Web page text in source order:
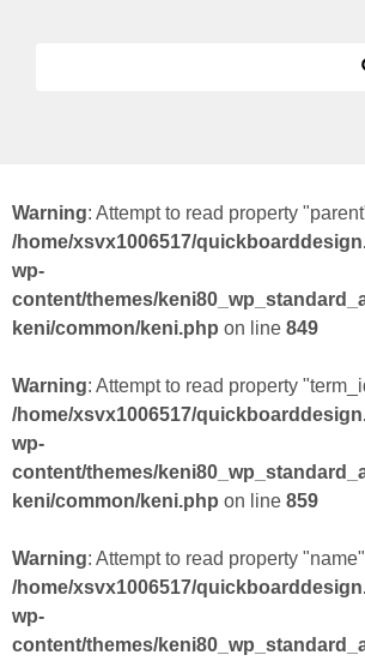
Warning: Attempt to read property
/home/xsvx1006517/
wp-
content/themes/
keni/common/keni.php on line 849
Warning: Attempt to read property
/home/xsvx1006517/
wp-
content/themes/
keni/common/keni.php on line 859
Warning: Attempt to read property
/home/xsvx1006517/
wp-
content/themes/